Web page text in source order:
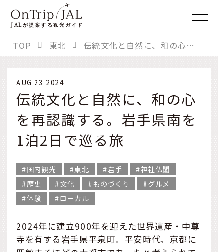
JALが提案する観光ガイド
TOP 東北 伝統文化と自然に、和の心を再認識する。岩手県南を1泊2日で巡る旅
AUG 23 2024
伝統文化と自然に、和の心
を再認識する。岩手県南を
1泊2日で巡る旅
国内観光 東北 岩手
神社仏閣
歴史
文化 ものづくり
グルメ
体験
ローカル
2024年に建立900年を迎えた世界遺産・中尊
寺を有する岩手県平泉町。平安時代、京都に